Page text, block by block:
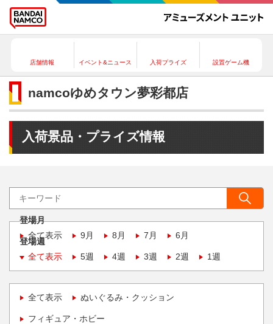
店舗情報 イベント&ニュース 入荷プライズ 設置ゲーム機
namcoゆめタウン夢彩都店
入荷景品・プライズ情報
登場月
全て表示
9月 8月 7月 6月
登場週
全て表示
5週 4週 3週 2週 1週
全て表示 ぬいぐるみ・クッション
フィギュア・ホビー